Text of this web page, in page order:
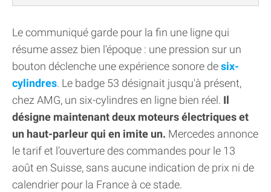
Le communiqué garde pour la fin une ligne qui
résume assez bien l'époque : une pression sur un
bouton déclenche une expérience sonore desix-
cylindres. Le badge 53 désignait jusqu'à présent,
chez AMG, un six-cylindres en ligne bien réel. Il
désigne maintenant deux moteurs électriques et
un haut-parleur qui en imite un. Mercedes annonce
le tarif et l'ouverture des commandes pour le 13
août en Suisse, sans aucune indication de prix ni de
calendrier pour la France à ce stade.